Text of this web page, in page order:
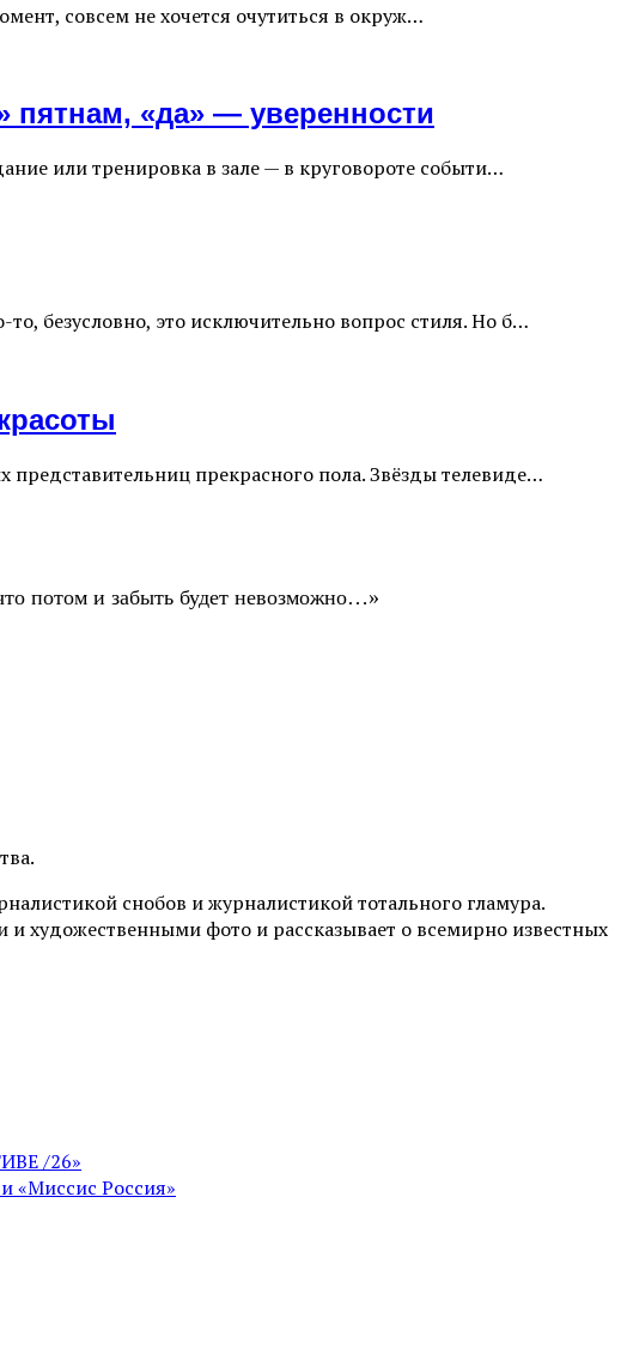
совсем не хочется очутиться в окруж…
пятнам, «да» — уверенности
или тренировка в зале — в круговороте событи…
безусловно, это исключительно вопрос стиля. Но б…
прекрасного пола. Звёзды телевиде…
потом и забыть будет невозможно…»
снобов и журналистикой тотального гламура.
художественными фото и рассказывает о всемирно известных
/26»
«Миссис Россия»